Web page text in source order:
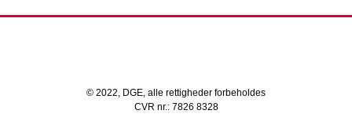
© 2022, DGE, alle rettigheder forbeholdes
CVR nr.: 7826 8328